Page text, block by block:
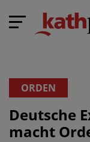
ORDEN
Deutsche
macht